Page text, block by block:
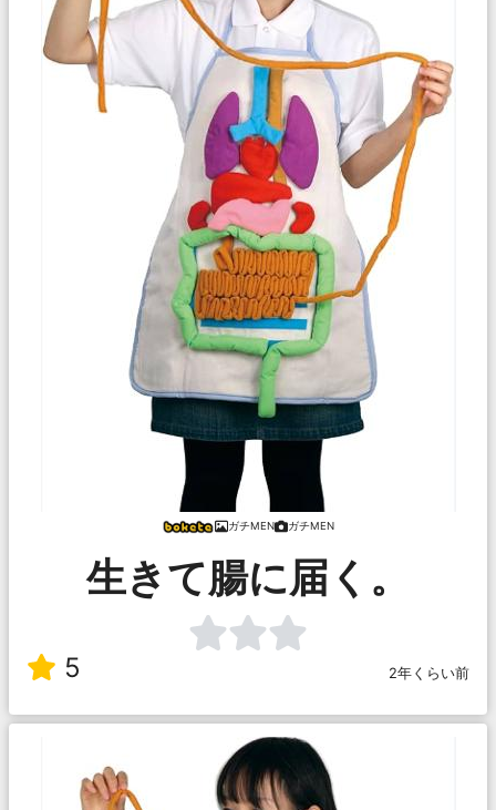
ガチMEN ガチMEN
生きて腸に届く。
5 2年くらい前